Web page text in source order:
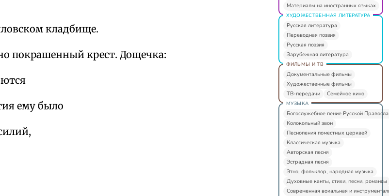
кладбище.
покрашенный крест. Дощечка:
ему было
Материалы на иностранных языках
ХУДОЖЕСТВЕННАЯ ЛИТЕРАТУРА
Русская литература
Переводная поэзия
Русская поэзия
Зарубежная литература
ФИЛЬМЫ И ТВ
Документальные фильмы
Художественные фильмы
ТВ-передачи
Семейное кино
МУЗЫКА
Богослужебное пение Русской
Колокольный звон
Песнопения поместных церквей
Классическая музыка
Авторская песня
Эстрадная песня
Этно, фольклор, народная музыка
Духовные канты, стихи, песни, романсы
Современная вокальная и